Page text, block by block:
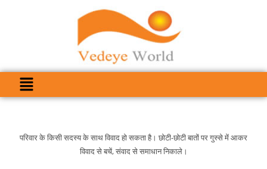
परिवार के किसी सदस्य के साथ विवाद हो सकता है। छोटी-छोटी बातों पर गुस्से में आकर
विवाद से बचें, संवाद से समाधान निकाले।